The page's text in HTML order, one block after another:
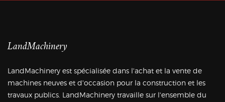
LandMachinery
LandMachinery est spécialisée dans l'achat et la vente de
machines neuves et d'occasion pour la construction et les
travaux publics. LandMachinery travaille sur l'ensemble du